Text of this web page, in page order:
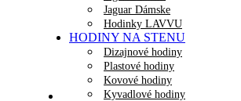
Jaguar Dámske
Hodinky LAVVU
HODINY NA STENU
Dizajnové hodiny
Plastové hodiny
Kovové hodiny
Kyvadlové hodiny